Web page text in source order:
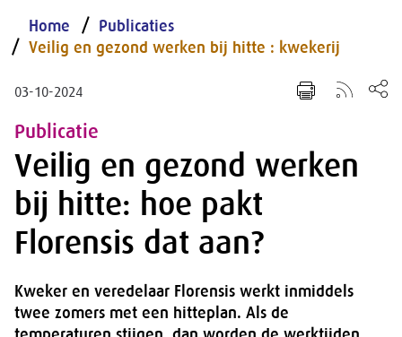
Home
Publicaties
Veilig en gezond werken bij hitte : kwekerij
03-10-2024
Publicatie
Veilig en gezond werken
bij hitte: hoe pakt
Florensis dat aan?
Kweker en veredelaar Florensis werkt inmiddels
twee zomers met een hitteplan. Als de